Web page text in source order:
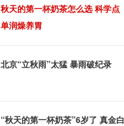
秋天的第一杯奶茶怎么选 科学点
单润燥养胃
北京“立秋雨”太猛 暴雨破纪录
“秋天的第一杯奶茶”6岁了 真金白